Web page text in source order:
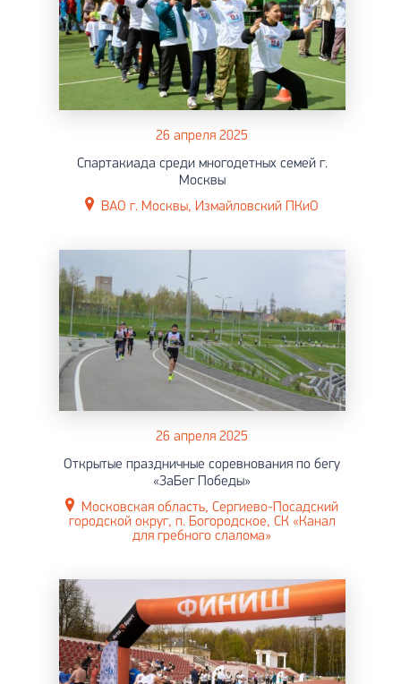
26 апреля 2025
Спартакиада среди многодетных семей г.
Москвы
ВАО г. Москвы, Измайловский ПКиО
26 апреля 2025
Открытые праздничные соревнования по бегу
«ЗаБег Победы»
Московская область, Сергиево-Посадский
городской округ, п. Богородское, СК «Канал
для гребного слалома»